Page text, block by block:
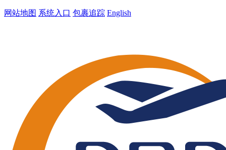
网站地图 系统入口 包裹追踪 English